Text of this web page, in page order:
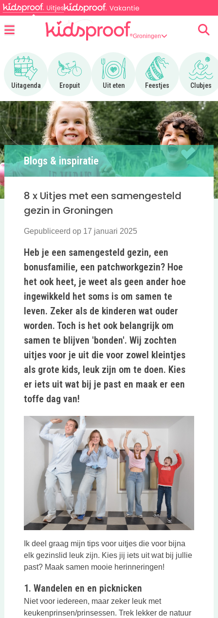
Groningen
Uitagenda
Ga naar Uitagenda
Eropuit
Ga naar Eropuit
Uit eten
Ga naar Uit eten
Feestjes
Ga naar Feestjes
Clubjes
Ga
Blogs & inspiratie
8 x Uitjes met een samengesteld
gezin in Groningen
Gepubliceerd op 17 januari 2025
Heb je een samengesteld gezin, een
bonusfamilie, een patchworkgezin? Hoe
het ook heet, je weet als geen ander hoe
ingewikkeld het soms is om samen te
leven. Zeker als de kinderen wat ouder
worden. Toch is het ook belangrijk om
samen te blijven 'bonden'. Wij zochten
uitjes voor je uit die voor zowel kleintjes
als grote kids, leuk zijn om te doen. Kies
er iets uit wat bij je past en maak er een
toffe dag van!
Ik deel graag mijn tips voor uitjes die voor bijna
elk gezinslid leuk zijn. Kies jij iets uit wat bij jullie
past? Maak samen mooie herinneringen!
1. Wandelen en en picknicken
Niet voor iedereen, maar zeker leuk met
keukenprinsen/prinsessen. Trek lekker de natuur